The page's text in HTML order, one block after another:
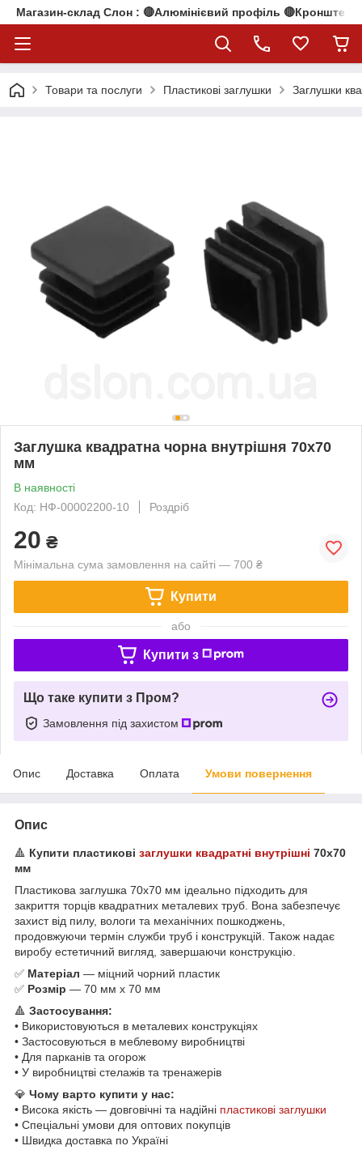
Магазин-склад Слон : 🔴Алюмінієвий профіль
Товари та послуги Пластикові заглушки Заглушки
Заглушка квадратна чорна внутрішня 70х70
мм
В наявності
Код: НФ-00002200-10
Роздріб
20 ₴
Мінімальна сума замовлення на сайті — 700 ₴
Купити
або
Купити з
Що таке купити з Пром?
Замовлення під захистом
Опис Доставка Оплата Умови повернення
Опис
🔺 Купити пластикові заглушки квадратні внутрішні 70х70
мм
Пластикова заглушка 70х70 мм ідеально підходить для
закриття торців квадратних металевих труб. Вона забезпечує
захист від пилу, вологи та механічних пошкоджень,
продовжуючи термін служби труб і конструкцій. Також надає
виробу естетичний вигляд, завершаючи конструкцію.
✅ Матеріал — міцний чорний пластик
✅ Розмір — 70 мм х 70 мм
🔺 Застосування:
• Використовуються в металевих конструкціях
• Застосовуються в меблевому виробництві
• Для парканів та огорож
• У виробництві стелажів та тренажерів
💎 Чому варто купити у нас:
• Висока якість — довговічні та надійні пластикові заглушки
• Спеціальні умови для оптових покупців
• Швидка доставка по Україні